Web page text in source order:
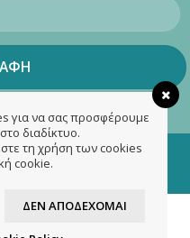
by
για να σας προσφέρουμε
διαδίκτυο.
τη χρήση των cookies
cookie.
ΔΕΝ ΑΠΟΔΈΧΟΜΑΙ